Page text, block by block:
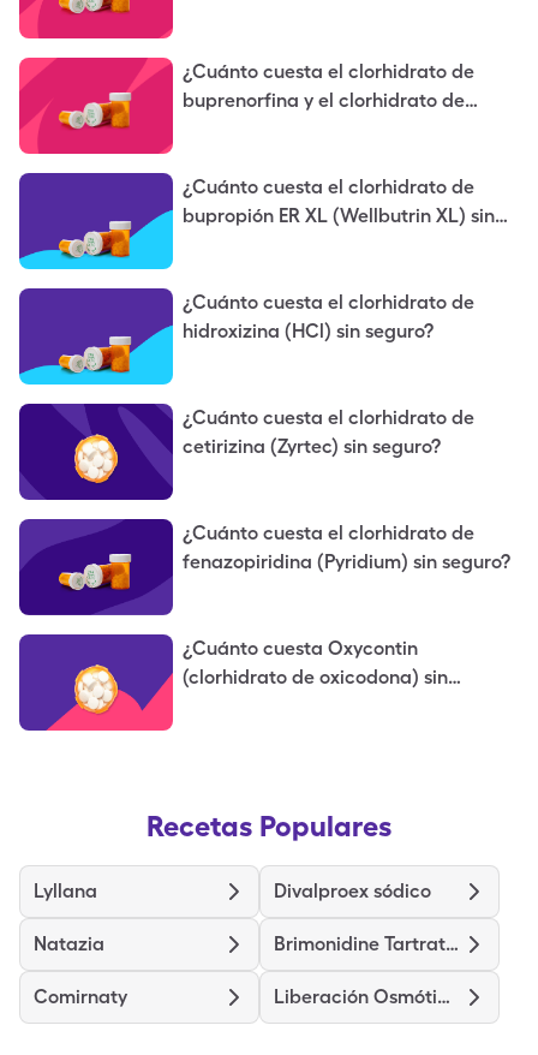
¿Cuánto cuesta el clorhidrato de
buprenorfina y el clorhidrato de
¿Cuánto cuesta el clorhidrato de
bupropión ER XL (Wellbutrin XL) sin
¿Cuánto cuesta el clorhidrato de
hidroxizina (HCl) sin seguro?
¿Cuánto cuesta el clorhidrato de
cetirizina (Zyrtec) sin seguro?
¿Cuánto cuesta el clorhidrato de
fenazopiridina (Pyridium) sin seguro?
¿Cuánto cuesta Oxycontin
(clorhidrato de oxicodona) sin
Recetas Populares
Lyllana Divalproex sódico
Natazia Brimonidine Tartrate-Timolol
Comirnaty Liberación Osmótica de Nifedipina de liberación Prolongada